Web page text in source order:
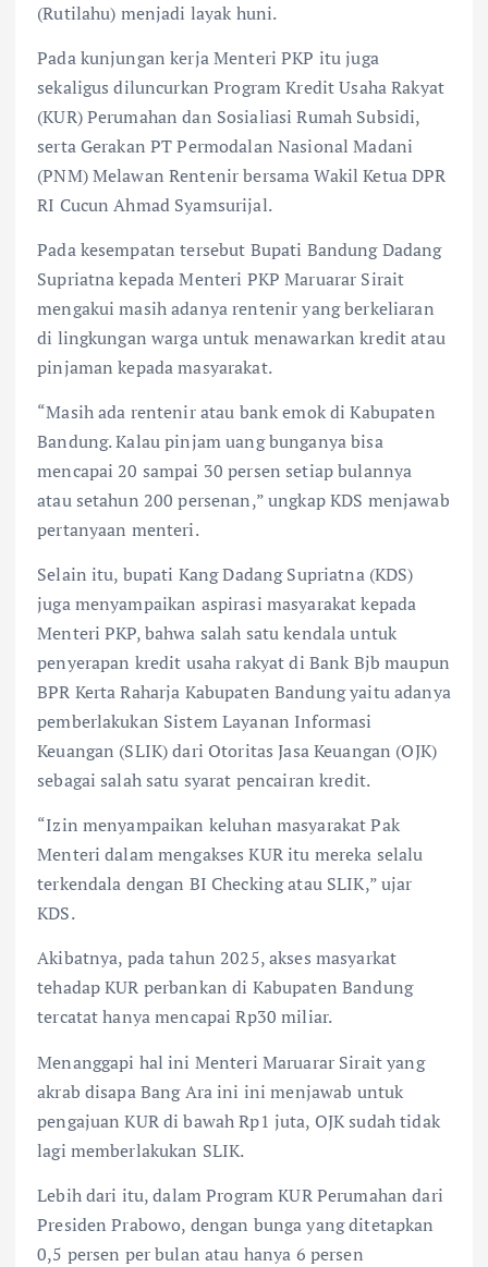
(Rutilahu) menjadi layak huni.
Pada kunjungan kerja Menteri PKP itu juga
sekaligus diluncurkan Program Kredit Usaha Rakyat
(KUR) Perumahan dan Sosialiasi Rumah Subsidi,
serta Gerakan PT Permodalan Nasional Madani
(PNM) Melawan Rentenir bersama Wakil Ketua DPR
RI Cucun Ahmad Syamsurijal.
Pada kesempatan tersebut Bupati Bandung Dadang
Supriatna kepada Menteri PKP Maruarar Sirait
mengakui masih adanya rentenir yang berkeliaran
di lingkungan warga untuk menawarkan kredit atau
pinjaman kepada masyarakat.
“Masih ada rentenir atau bank emok di Kabupaten
Bandung. Kalau pinjam uang bunganya bisa
mencapai 20 sampai 30 persen setiap bulannya
atau setahun 200 persenan,” ungkap KDS menjawab
pertanyaan menteri.
Selain itu, bupati Kang Dadang Supriatna (KDS)
juga menyampaikan aspirasi masyarakat kepada
Menteri PKP, bahwa salah satu kendala untuk
penyerapan kredit usaha rakyat di Bank Bjb maupun
BPR Kerta Raharja Kabupaten Bandung yaitu adanya
pemberlakukan Sistem Layanan Informasi
Keuangan (SLIK) dari Otoritas Jasa Keuangan (OJK)
sebagai salah satu syarat pencairan kredit.
“Izin menyampaikan keluhan masyarakat Pak
Menteri dalam mengakses KUR itu mereka selalu
terkendala dengan BI Checking atau SLIK,” ujar
KDS.
Akibatnya, pada tahun 2025, akses masyarkat
tehadap KUR perbankan di Kabupaten Bandung
tercatat hanya mencapai Rp30 miliar.
Menanggapi hal ini Menteri Maruarar Sirait yang
akrab disapa Bang Ara ini ini menjawab untuk
pengajuan KUR di bawah Rp1 juta, OJK sudah tidak
lagi memberlakukan SLIK.
Lebih dari itu, dalam Program KUR Perumahan dari
Presiden Prabowo, dengan bunga yang ditetapkan
0,5 persen per bulan atau hanya 6 persen